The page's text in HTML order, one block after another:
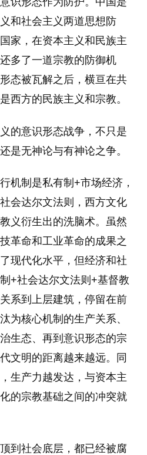
和社会主义两道思想防
家，在资本主义和民族主
多了一道宗教的防御机
态被瓦解之后，横亘在共
西方的民族主义和宗教。
的意识形态战争，不只是
是无神论与有神论之争。
机制是私有制+市场经济，
会达尔文法则，西方文化
义衍生出的洗脑术。虽然
革命和工业革命的成果之
现代化水平，但经济和社
+社会达尔文法则+基督教
系到上层建筑，停留在前
为核心机制的生产关系、
生态、再到意识形态的宗
文明的距离越来越远。同
生产力越发达，与资本主
的宗教基础之间的冲突就
到社会底层，都已经被腐